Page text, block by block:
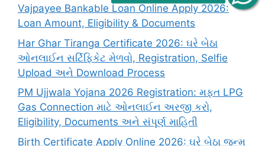
Vajpayee Bankable Loan Online Apply 2026:
Loan Amount, Eligibility & Documents
Har Ghar Tiranga Certificate 2026: ઘરે બેઠા
ઓનલાઈન સર્ટિફિકેટ મેળવો, Registration, Selfie
Upload અને Download Process
PM Ujjwala Yojana 2026 Registration: મફત LPG
Gas Connection માટે ઓનલાઈન અરજી કરો,
Eligibility, Documents અને સંપૂર્ણ માહિતી
Birth Certificate Apply Online 2026: ઘરે બેઠા જન્મ